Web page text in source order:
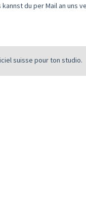
du per Mail an uns
suisse pour ton studio.